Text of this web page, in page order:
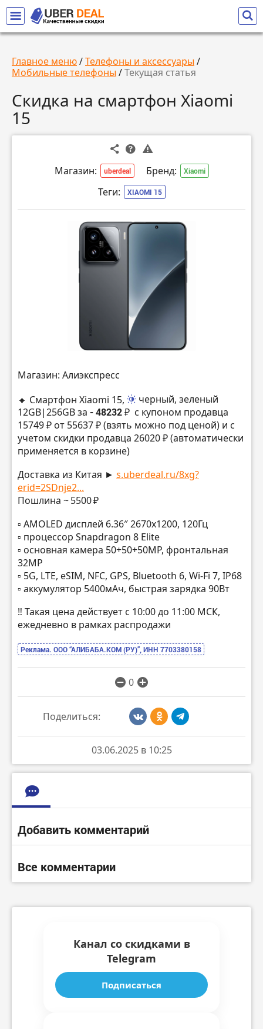
Главное меню/Телефоны и аксессуары /
Мобильные телефоны /Текущая статья
Скидка на смартфон Xiaomi
15
Магазин: uberdeal Бренд: Xiaomi
Теги: XIAOMI 15
Магазин: Алиэкспресс
🔸 Смартфон Xiaomi 15,
черный, зеленый
12GB|256GB за - 48232 ₽ с купоном продавца
15749 ₽ от 55637 ₽ (взять можно под ценой) и с
учетом скидки продавца 26020 ₽ (автоматически
применяется в корзине)
Доставка из Китая ► s.uberdeal.ru/8xg?
erid=2SDnje2...
Пошлина ~ 5500 ₽
▫️ AMOLED дисплей 6.36″ 2670х1200, 120Гц
▫️ процессор Snapdragon 8 Elite
▫️ основная камера 50+50+50MP, фронтальная
32MP
▫️ 5G, LTE, eSIM, NFC, GPS, Bluetooth 6, Wi-Fi 7, IP68
▫️ аккумулятор 5400мАч, быстрая зарядка 90Вт
‼️ Такая цена действует с 10:00 до 11:00 МСК,
ежедневно в рамках распродажи
Реклама. ООО “АЛИБАБА.КОМ (РУ)”, ИНН 7703380158
0
Поделиться:
03.06.2025 в 10:25
Добавить комментарий
Все комментарии
Канал со скидками в
Telegram
Подписаться